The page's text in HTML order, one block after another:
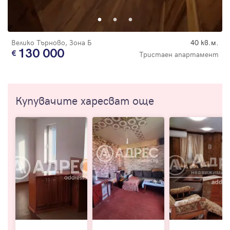
Велико Търново, Зона Б 40 кв.м.
130 000 Тристаен апартамент
Купувачите харесват още